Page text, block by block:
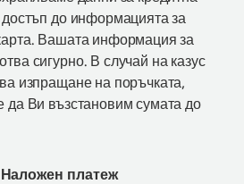
до информацията за
Вашата информация за
сигурно. В случай на казус
изпращане на поръчката,
да Ви възстановим сумата до
платеж